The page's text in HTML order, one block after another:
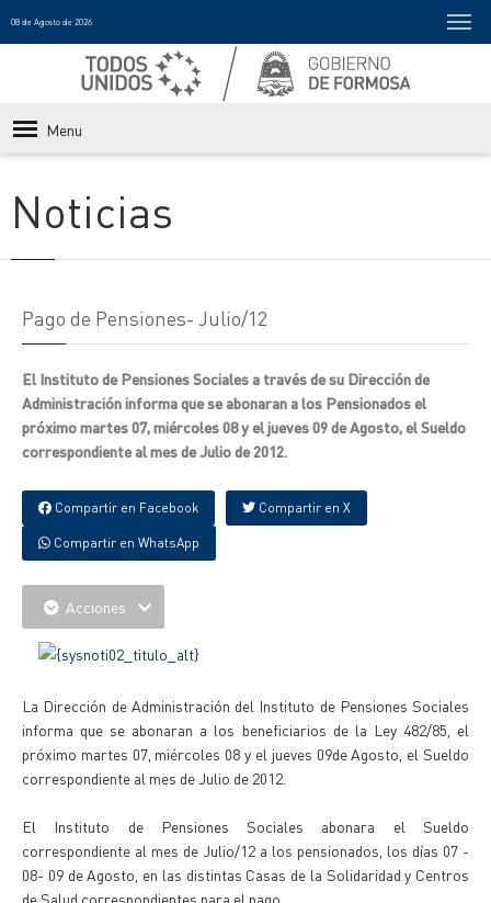
08 de Agosto de 2026
Menu
Noticias
Pago de Pensiones- Julio/12
El Instituto de Pensiones Sociales a través de su Dirección de
Administración informa que se abonaran a los Pensionados el
próximo martes 07, miércoles 08 y el jueves 09 de Agosto, el Sueldo
correspondiente al mes de Julio de 2012.
Compartir en Facebook Compartir en X
Compartir en WhatsApp
Acciones
La Dirección de Administración del Instituto de Pensiones Sociales
informa que se abonaran a los beneficiarios de la Ley 482/85, el
próximo martes 07, miércoles 08 y el jueves 09de Agosto, el Sueldo
correspondiente al mes de Julio de 2012.
El Instituto de Pensiones Sociales abonara el Sueldo
correspondiente al mes de Julio/12 a los pensionados, los días 07 -
08- 09 de Agosto, en las distintas Casas de la Solidaridad y Centros
de Salud correspondientes para el pago.